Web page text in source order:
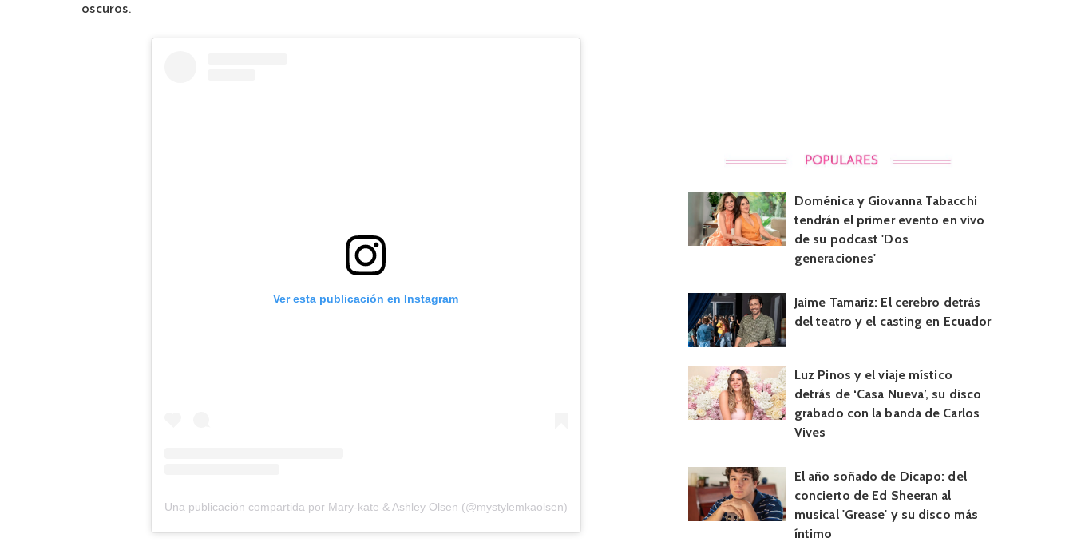
oscuros.
Ver esta publicación en Instagram
Una publicación compartida por Mary-kate & Ashley Olsen (@mystylemkaolsen)
Doménica y Giovanna Tabacchi
tendrán el primer evento en vivo
de su podcast 'Dos
generaciones'
Jaime Tamariz: El cerebro detrás
del teatro y el casting en Ecuador
Luz Pinos y el viaje místico
detrás de ‘Casa Nueva’, su disco
grabado con la banda de Carlos
Vives
El año soñado de Dicapo: del
concierto de Ed Sheeran al
musical 'Grease' y su disco más
íntimo